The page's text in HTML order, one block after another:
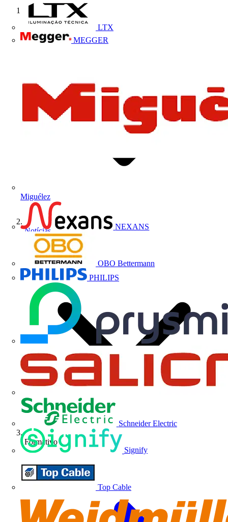
LTX
MEGGER
Miguélez
NEXANS
OBO Bettermann
PHILIPS
Schneider Electric
Signify
Top Cable
Início
Notícias
Formativo